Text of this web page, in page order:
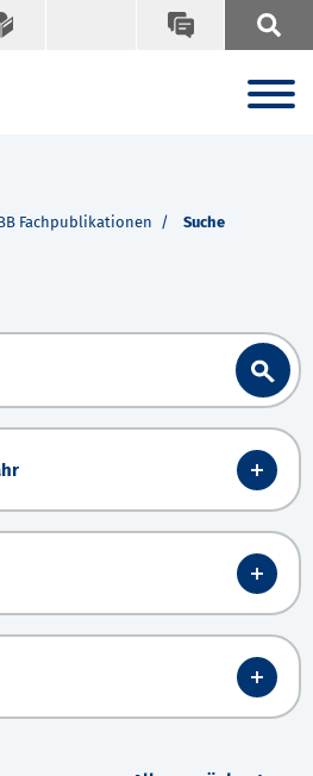
Fachpublikationen Suche